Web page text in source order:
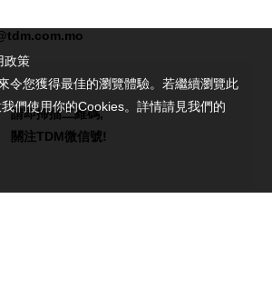
請即掃描二維碼,
關注TDM微信號!
政策
令您獲得最佳的瀏覽體驗。若繼續瀏覽此
們使用你的Cookies。詳情請見我們的